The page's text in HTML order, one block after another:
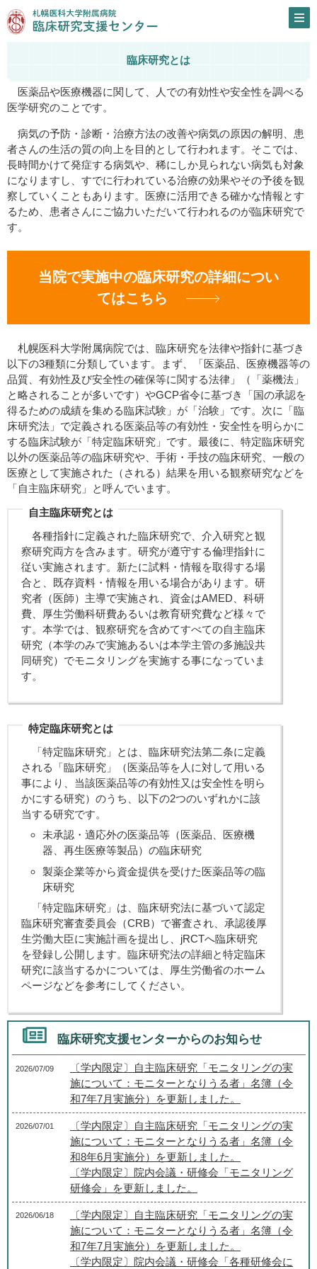
臨床研究とは
医薬品や医療機器に関して、人での有効性や安全性を調べる
医学研究のことです。
病気の予防・診断・治療方法の改善や病気の原因の解明、患
者さんの生活の質の向上を目的として行われます。そこでは、
長時間かけて発症する病気や、稀にしか見られない病気も対象
になりますし、すでに行われている治療の効果やその予後を観
察していくこともあります。医療に活用できる確かな情報とす
るため、患者さんにご協力いただいて行われるのが臨床研究で
す。
当院で実施中の臨床研究の詳細につい
てはこちら
札幌医科大学附属病院では、臨床研究を法律や指針に基づき
以下の3種類に分類しています。まず、「医薬品、医療機器等の
品質、有効性及び安全性の確保等に関する法律」（「薬機法」
と略されることが多いです）やGCP省令に基づき「国の承認を
得るための成績を集める臨床試験」が「治験」です。次に「臨
床研究法」で定義される医薬品等の有効性・安全性を明らかに
する臨床試験が「特定臨床研究」です。最後に、特定臨床研究
以外の医薬品等の臨床研究や、手術・手技の臨床研究、一般の
医療として実施された（される）結果を用いる観察研究などを
「自主臨床研究」と呼んでいます。
自主臨床研究とは
各種指針に定義された臨床研究で、介入研究と観
察研究両方を含みます。研究が遵守する倫理指針に
従い実施されます。新たに試料・情報を取得する場
合と、既存資料・情報を用いる場合があります。研
究者（医師）主導で実施され、資金はAMED、科研
費、厚生労働科研費あるいは教育研究費など様々で
す。本学では、観察研究を含めてすべての自主臨床
研究（本学のみで実施あるいは本学主管の多施設共
同研究）でモニタリングを実施する事になっていま
す。
特定臨床研究とは
「特定臨床研究」とは、臨床研究法第二条に定義
される「臨床研究」（医薬品等を人に対して用いる
事により、当該医薬品等の有効性又は安全性を明ら
かにする研究）のうち、以下の2つのいずれかに該
当する研究です。
未承認・適応外の医薬品等（医薬品、医療機
器、再生医療等製品）の臨床研究
製薬企業等から資金提供を受けた医薬品等の臨
床研究
「特定臨床研究」は、臨床研究法に基づいて認定
臨床研究審査委員会（CRB）で審査され、承認後厚
生労働大臣に実施計画を提出し、jRCTへ臨床研究
を登録し公開します。臨床研究法の詳細と特定臨床
研究に該当するかについては、厚生労働省のホーム
ページなどを参考にしてください。
臨床研究支援センターからのお知らせ
2026/07/09
〔学内限定〕自主臨床研究「モニタリングの実
施について：モニターとなりうる者」名簿（令
和7年7月実施分）を更新しました。
2026/07/01
〔学内限定〕自主臨床研究「モニタリングの実
施について：モニターとなりうる者」名簿（令
和8年6月実施分）を更新しました。
〔学内限定〕院内会議・研修会「モニタリング
研修会」を更新しました。
2026/06/18
〔学内限定〕自主臨床研究「モニタリングの実
施について：モニターとなりうる者」名簿（令
和7年7月実施分）を更新しました。
〔学内限定〕院内会議・研修会「各種研修会に